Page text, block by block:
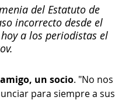
del Estatuto de
incorrecto desde el
a los periodistas el
un socio. "No nos
para siempre a sus